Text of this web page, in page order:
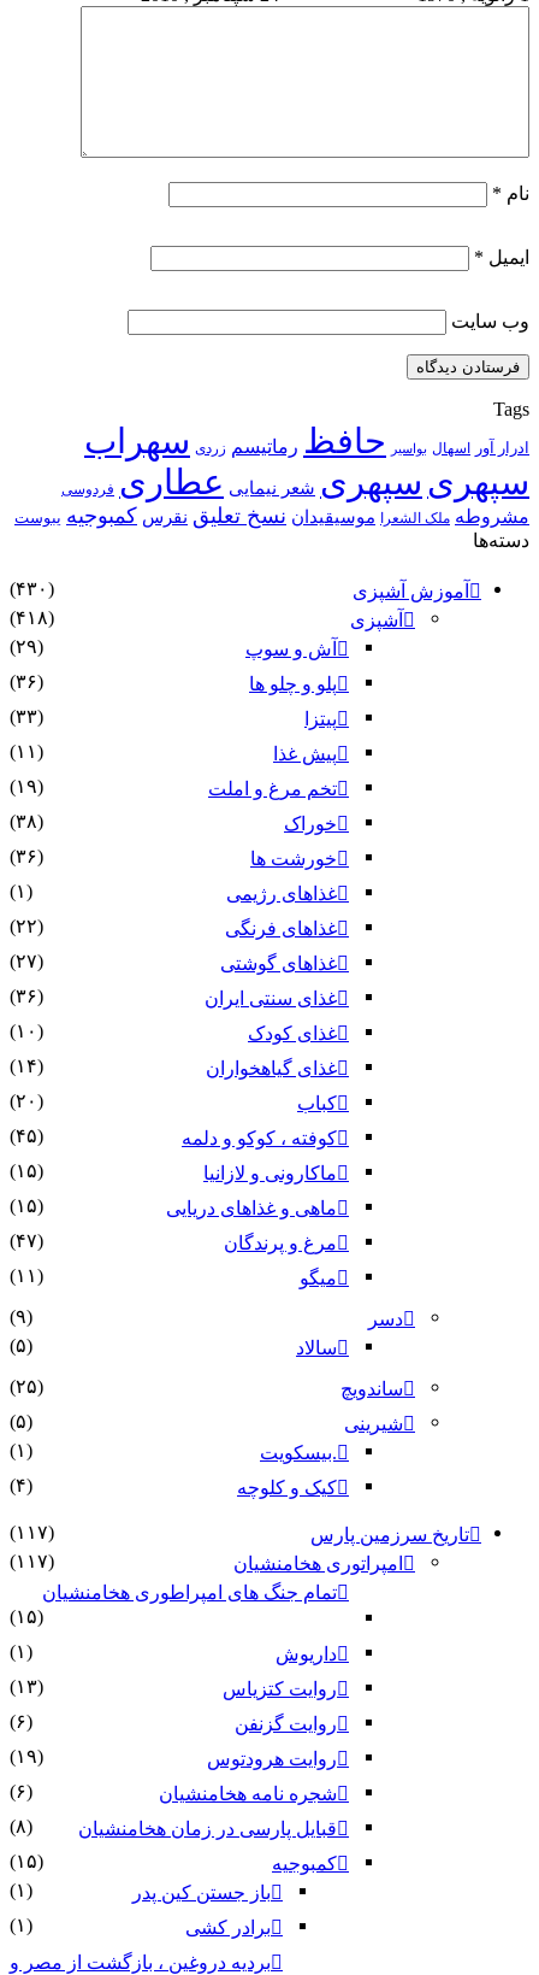
نام *
ایمیل *
وب‌ سایت
Tags
ادرار آور اسهال بواسیر حافظ رماتیسم زردی سهراب
سپهری سپهری شعر نیمایی عطاری فردوسی
مشروطه ملک الشعرا موسیقیدان نسخ تعلیق نقرس کمبوجیه یبوست
دسته‌ها
آموزش آشپزی
(۴۳۰)
آشپزی
(۴۱۸)
آش و سوپ
(۲۹)
پلو و چلو ها
(۳۶)
پیتزا
(۳۳)
پیش غذا
(۱۱)
تخم مرغ و املت
(۱۹)
خوراک
(۳۸)
خورشت ها
(۳۶)
غذاهای رژیمی
(۱)
غذاهای فرنگی
(۲۲)
غذاهای گوشتی
(۲۷)
غذای سنتی ایران
(۳۶)
غذای کودک
(۱۰)
غذای گیاهخواران
(۱۴)
کباب
(۲۰)
کوفته ، کوکو و دلمه
(۴۵)
ماکارونی و لازانیا
(۱۵)
ماهی و غذاهای دریایی
(۱۵)
مرغ و پرندگان
(۴۷)
میگو
(۱۱)
دسر
(۹)
سالاد
(۵)
ساندویچ
(۲۵)
شیرینی
(۵)
.بیسکویت
(۱)
کیک و کلوچه
(۴)
تاریخ سرزمین پارس
(۱۱۷)
امپراتوری هخامنشیان
(۱۱۷)
تمام جنگ های امپراطوری هخامنشیان
(۱۵)
داریوش
(۱)
روایت کتزیاس
(۱۳)
روایت گزنفن
(۶)
روایت هرودتوس
(۱۹)
شجره نامه هخامنشیان
(۶)
قبایل پارسی در زمان هخامنشیان
(۸)
کمبوجیه
(۱۵)
باز جستن کین پدر
(۱)
برادر کشی
(۱)
بردیه دروغین ، بازگشت از مصر و